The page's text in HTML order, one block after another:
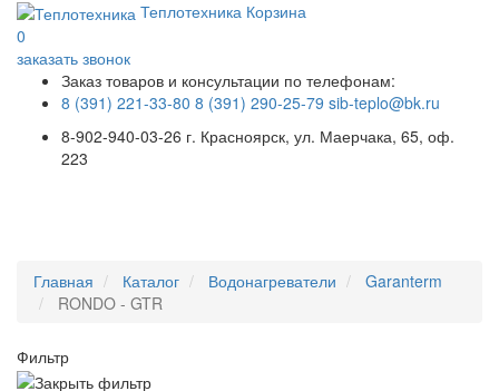
Теплотехника Корзина
0
заказать звонок
Заказ товаров и консультации по телефонам:
8 (391) 221-33-80 8 (391) 290-25-79 sib-teplo@bk.ru
8-902-940-03-26 г. Красноярск, ул. Маерчака, 65, оф.
223
Главная Каталог Водонагреватели
Garanterm
RONDO - GTR
Фильтр